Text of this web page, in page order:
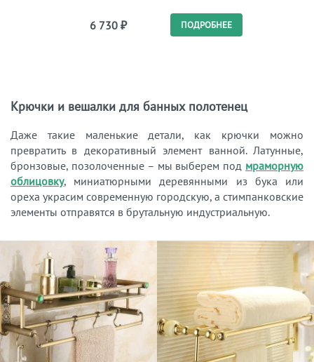
6 730 ₽ ПОДРОБНЕЕ
Крючки и вешалки для банных полотенец
Даже такие маленькие детали, как крючки можно
превратить в декоративный элемент ванной. Латунные,
бронзовые, позолоченные – мы выберем под мраморную
облицовку, миниатюрными деревянными из бука или
ореха украсим современную городскую, а стимпанковские
элементы отправятся в брутальную индустриальную.